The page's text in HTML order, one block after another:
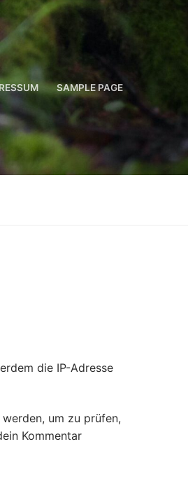
SAMPLE PAGE
die IP-Adresse
um zu prüfen,
Kommentar